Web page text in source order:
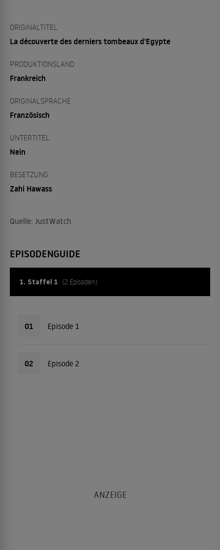
ORIGINALTITEL
La découverte des derniers tombeaux d'Egypte
PRODUKTIONSLAND
Frankreich
ORIGINALSPRACHE
Französisch
UNTERTITEL
Nein
BESETZUNG
Zahi Hawass
Quelle: JustWatch
EPISODENGUIDE
1. Staffel 1 (2 Episoden)
01 Episode 1
02 Episode 2